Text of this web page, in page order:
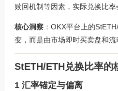
赎回机制等因素，实际兑换比率
核心洞察 ：OKX平台上的
变，而是由市场即时买卖盘和流
StETH/ETH兑换比率的
1 汇率锚定与偏离